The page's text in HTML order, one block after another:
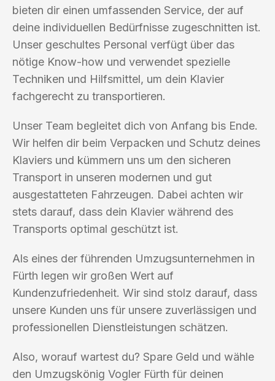
bieten dir einen umfassenden Service, der auf
deine individuellen Bedürfnisse zugeschnitten ist.
Unser geschultes Personal verfügt über das
nötige Know-how und verwendet spezielle
Techniken und Hilfsmittel, um dein Klavier
fachgerecht zu transportieren.
Unser Team begleitet dich von Anfang bis Ende.
Wir helfen dir beim Verpacken und Schutz deines
Klaviers und kümmern uns um den sicheren
Transport in unseren modernen und gut
ausgestatteten Fahrzeugen. Dabei achten wir
stets darauf, dass dein Klavier während des
Transports optimal geschützt ist.
Als eines der führenden Umzugsunternehmen in
Fürth legen wir großen Wert auf
Kundenzufriedenheit. Wir sind stolz darauf, dass
unsere Kunden uns für unsere zuverlässigen und
professionellen Dienstleistungen schätzen.
Also, worauf wartest du? Spare Geld und wähle
den Umzugskönig Vogler Fürth für deinen